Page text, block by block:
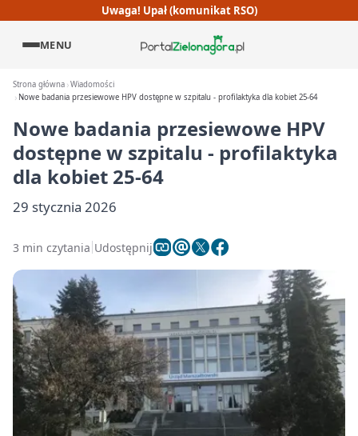
Uwaga! Upał (komunikat RSO)
MENU
Strona główna Wiadomości
Nowe badania przesiewowe HPV dostępne w szpitalu - profilaktyka dla kobiet 25-64
Nowe badania przesiewowe HPV
dostępne w szpitalu - profilaktyka
dla kobiet 25-64
29 stycznia 2026
3 min czytania Udostępnij